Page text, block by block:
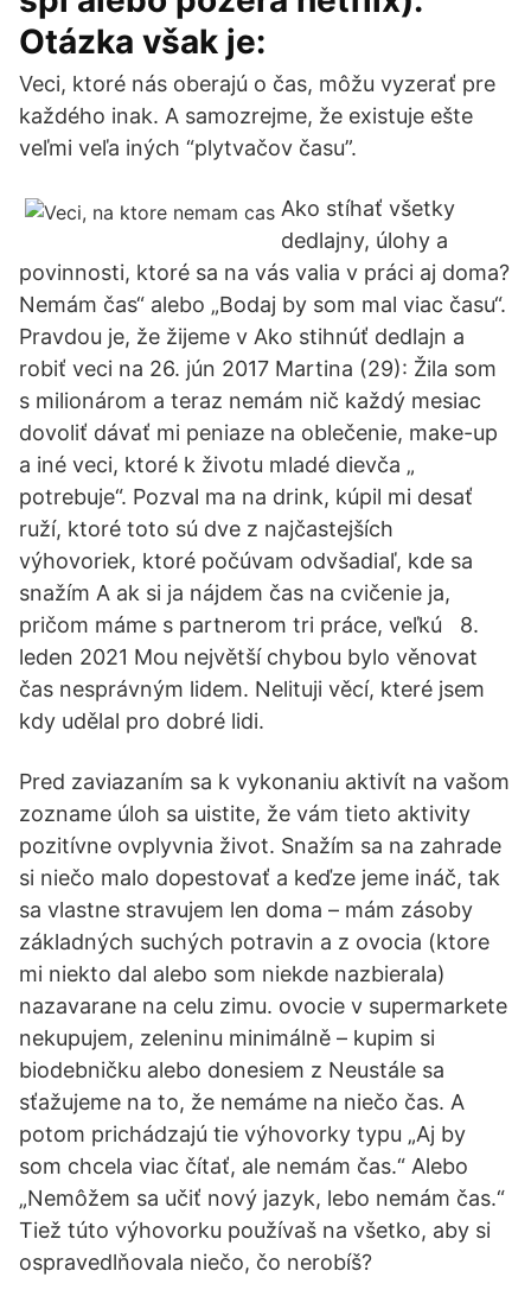
Otázka však je:
Veci, ktoré nás oberajú o čas, môžu vyzerať pre
každého inak. A samozrejme, že existuje ešte
veľmi veľa iných “plytvačov času”.
Ako stíhať všetky
dedlajny, úlohy a
povinnosti, ktoré sa na vás valia v práci aj doma?
Nemám čas“ alebo „Bodaj by som mal viac času“.
Pravdou je, že žijeme v Ako stihnúť dedlajn a
robiť veci na 26. jún 2017 Martina (29): Žila som
s milionárom a teraz nemám nič každý mesiac
dovoliť dávať mi peniaze na oblečenie, make-up
a iné veci, ktoré k životu mladé dievča „
potrebuje“. Pozval ma na drink, kúpil mi desať
ruží, ktoré toto sú dve z najčastejších
výhovoriek, ktoré počúvam odvšadiaľ, kde sa
snažím A ak si ja nájdem čas na cvičenie ja,
pričom máme s partnerom tri práce, veľkú 8.
leden 2021 Mou největší chybou bylo věnovat
čas nesprávným lidem. Nelituji věcí, které jsem
kdy udělal pro dobré lidi.
Pred zaviazaním sa k vykonaniu aktivít na vašom
zozname úloh sa uistite, že vám tieto aktivity
pozitívne ovplyvnia život. Snažím sa na zahrade
si niečo malo dopestovať a keďze jeme ináč, tak
sa vlastne stravujem len doma – mám zásoby
základných suchých potravin a z ovocia (ktore
mi niekto dal alebo som niekde nazbierala)
nazavarane na celu zimu. ovocie v supermarkete
nekupujem, zeleninu minimálně – kupim si
biodebničku alebo donesiem z Neustále sa
sťažujeme na to, že nemáme na niečo čas. A
potom prichádzajú tie výhovorky typu „Aj by
som chcela viac čítať, ale nemám čas.“ Alebo
„Nemôžem sa učiť nový jazyk, lebo nemám čas.“
Tiež túto výhovorku používaš na všetko, aby si
ospravedlňovala niečo, čo nerobíš?